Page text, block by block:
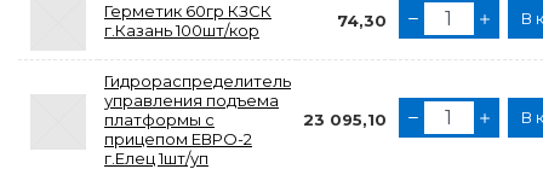
Герметик 60гр КЗСК
г.Казань 100шт/кор
74,30 В
Гидрораспределитель
управления подъема
платформы с
прицепом ЕВРО-2
г.Елец 1шт/уп
23 095,10 В